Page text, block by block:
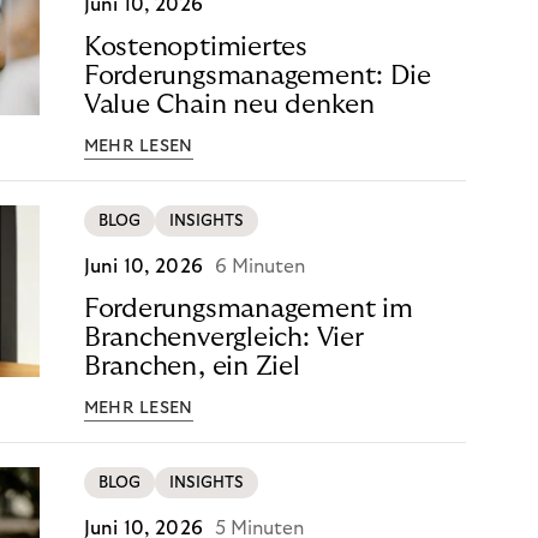
Juni 10, 2026
Kostenoptimiertes
Forderungsmanagement: Die
Value Chain neu denken
MEHR LESEN
BLOG INSIGHTS
Juni 10, 2026 6 Minuten
Forderungsmanagement im
Branchenvergleich: Vier
Branchen, ein Ziel
MEHR LESEN
BLOG INSIGHTS
Juni 10, 2026 5 Minuten